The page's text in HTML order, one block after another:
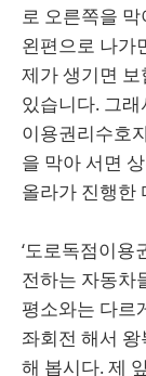
로 오른쪽을
왼편으로 나가
제가 생기면
있습니다. 그
이용권리수호
을 막아 서면
올라가 진행한
‘도로독점이용
전하는 자동차
평소와는 다르
좌회전 해서
해 봅시다. 제